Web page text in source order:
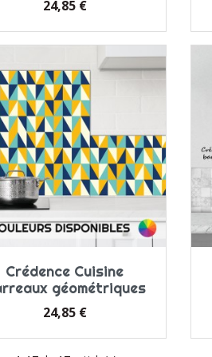
Prix
24,85 €
Crédence Cuisine
géométriques
Prix
24,85 €